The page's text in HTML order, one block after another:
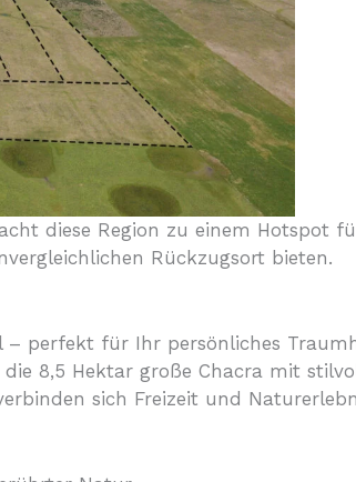
diese Region zu einem Hotspot
Rückzugsort bieten.
perfekt für Ihr persönliches
8,5 Hektar große Chacra mit
sich Freizeit und